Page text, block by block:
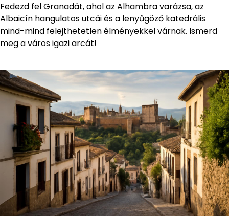
Fedezd fel Granadát, ahol az Alhambra varázsa, az
Albaicín hangulatos utcái és a lenyűgöző katedrális
mind-mind felejthetetlen élményekkel várnak. Ismerd
meg a város igazi arcát!